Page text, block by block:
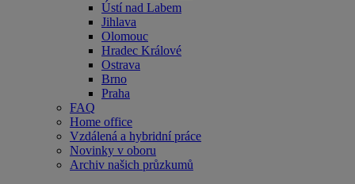
Ústí nad Labem
Jihlava
Olomouc
Hradec Králové
Ostrava
Brno
Praha
FAQ
Home office
Vzdálená a hybridní práce
Novinky v oboru
Archiv našich průzkumů